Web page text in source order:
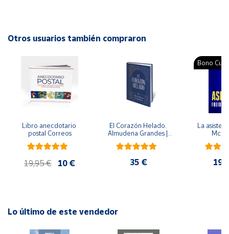
cliente
Ubicación
Península
Baleares
Canarias,
ISBN: 9788416156542
Otros usuarios también compraron
Libro anecdotario
postal Correos
19,95 € 10 €
El Corazón Helado.
Almudena Grandes |
Edición especial de
lujo | Libro con sello y
35 €
Bono
La
Lo último de este vendedor